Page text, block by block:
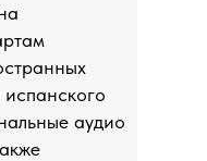
аудио